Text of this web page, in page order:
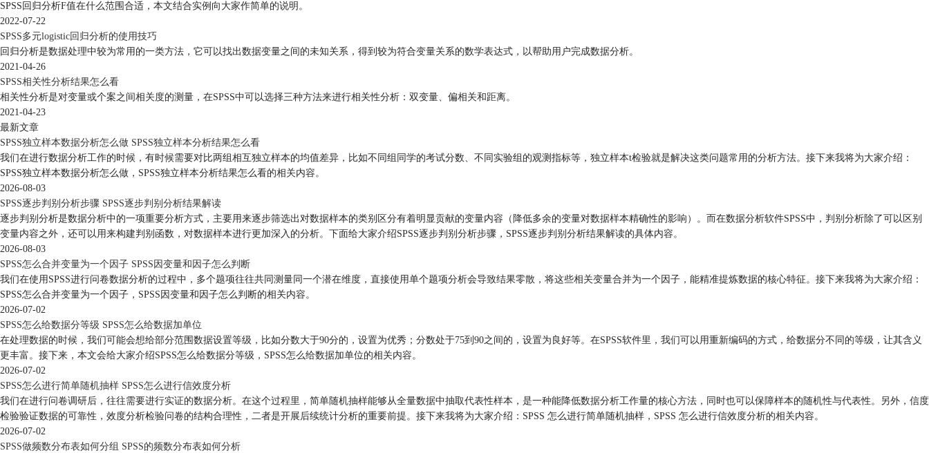
SPSS回归分析F值在什么范围合适，本文结合实例向大家作简单的说明。
2022-07-22
SPSS多元logistic回归分析的使用技巧
回归分析是数据处理中较为常用的一类方法，它可以找出数据变量之间的未知关系，得到较为符合变量关系的数学表达式，以帮助用户完成数据分析。
2021-04-26
SPSS相关性分析结果怎么看
相关性分析是对变量或个案之间相关度的测量，在SPSS中可以选择三种方法来进行相关性分析：双变量、偏相关和距离。
2021-04-23
最新文章
SPSS独立样本数据分析怎么做 SPSS独立样本分析结果怎么看
我们在进行数据分析工作的时候，有时候需要对比两组相互独立样本的均值差异，比如不同组同学的考试分数、不同实验组的观测指标等，独立样本t检验就是解决这类问题常用的分析方法。接下来我将为大家介绍：
SPSS独立样本数据分析怎么做，SPSS独立样本分析结果怎么看的相关内容。
2026-08-03
SPSS逐步判别分析步骤 SPSS逐步判别分析结果解读
逐步判别分析是数据分析中的一项重要分析方式，主要用来逐步筛选出对数据样本的类别区分有着明显贡献的变量内容（降低多余的变量对数据样本精确性的影响）。而在数据分析软件SPSS中，判别分析除了可以区别
变量内容之外，还可以用来构建判别函数，对数据样本进行更加深入的分析。下面给大家介绍SPSS逐步判别分析步骤，SPSS逐步判别分析结果解读的具体内容。
2026-08-03
SPSS怎么合并变量为一个因子 SPSS因变量和因子怎么判断
我们在使用SPSS进行问卷数据分析的过程中，多个题项往往共同测量同一个潜在维度，直接使用单个题项分析会导致结果零散，将这些相关变量合并为一个因子，能精准提炼数据的核心特征。接下来我将为大家介绍：
SPSS怎么合并变量为一个因子，SPSS因变量和因子怎么判断的相关内容。
2026-07-02
SPSS怎么给数据分等级 SPSS怎么给数据加单位
在处理数据的时候，我们可能会想给部分范围数据设置等级，比如分数大于90分的，设置为优秀；分数处于75到90之间的，设置为良好等。在SPSS软件里，我们可以用重新编码的方式，给数据分不同的等级，让其含义
更丰富。接下来，本文会给大家介绍SPSS怎么给数据分等级，SPSS怎么给数据加单位的相关内容。
2026-07-02
SPSS怎么进行简单随机抽样 SPSS怎么进行信效度分析
我们在进行问卷调研后，往往需要进行实证的数据分析。在这个过程里，简单随机抽样能够从全量数据中抽取代表性样本，是一种能降低数据分析工作量的核心方法，同时也可以保障样本的随机性与代表性。另外，信度
检验验证数据的可靠性，效度分析检验问卷的结构合理性，二者是开展后续统计分析的重要前提。接下来我将为大家介绍：SPSS 怎么进行简单随机抽样，SPSS 怎么进行信效度分析的相关内容。
2026-07-02
SPSS做频数分布表如何分组 SPSS的频数分布表如何分析